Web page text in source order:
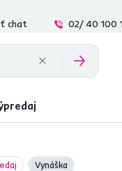
chat 02/ 40 100
Vynáška